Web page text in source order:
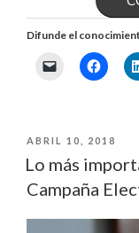
Difunde el
PUBLICADO
ABRIL 10, 2018
Lo más
Campaña